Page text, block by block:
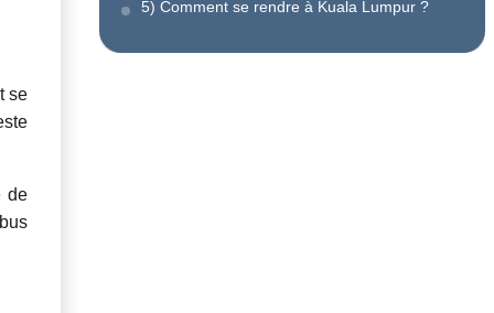
se
de
5) Comment se rendre à Kuala Lumpur ?